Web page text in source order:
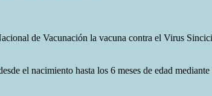
de Vacunación la vacuna contra el Virus
el nacimiento hasta los 6 meses de edad